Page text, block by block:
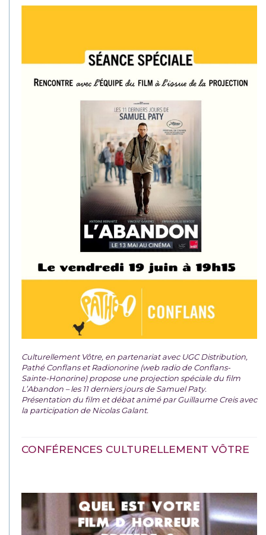
Culturellement Vôtre, en partenariat avec UGC Distribution,
Pathé Conflans et Radionorine (web radio de Conflans-
Sainte-Honorine) propose une projection spéciale du film
L’Abandon – les 11 derniers jours de Samuel Paty.
Présentation du film et débat animé par Guillaume Creis avec
la participation de Nicolas Galant.
CONFÉRENCES CULTURELLEMENT VÔTRE